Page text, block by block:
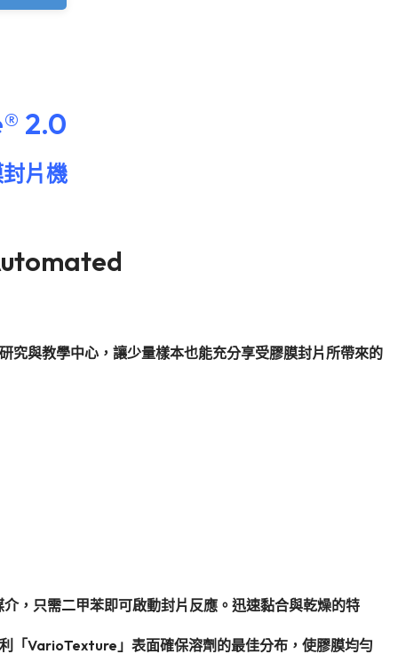
2.0
片機
與教學中心，讓少量樣本也能充分享受膠膜封片所帶來的
，只需二甲苯即可啟動封片反應。迅速黏合與乾燥的特
「VarioTexture」表面確保溶劑的最佳分布，使膠膜均勻